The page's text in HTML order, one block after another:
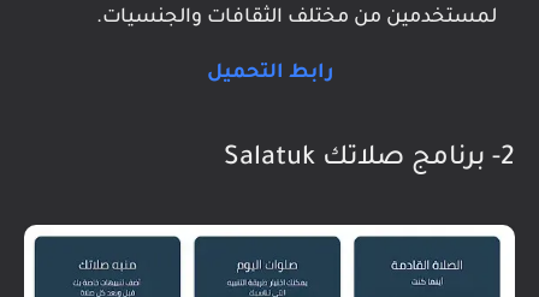
لمستخدمين من مختلف الثقافات والجنسيات.
رابط التحميل
2- برنامج صلاتك Salatuk